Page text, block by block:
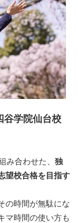
谷学院仙台校
み合わせた、 独
望校合格を目指す
の時間が無駄にな
マ時間の使い方も